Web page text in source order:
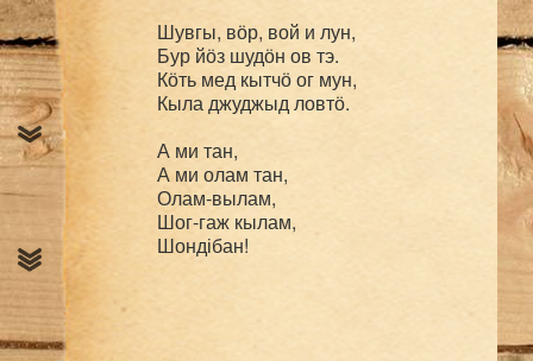
Шувгы, вӧр, вой и лун,
Бур йӧз шудӧн ов тэ.
Кӧть мед кытчӧ ог мун,
Кыла джуджыд ловтӧ.
А ми тан,
А ми олам тан,
Олам-вылам,
Шог-гаж кылам,